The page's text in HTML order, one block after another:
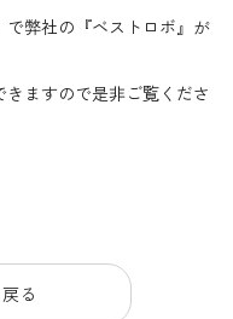
で弊社の『ベストロボ』が
ますので是非ご覧くださ
る